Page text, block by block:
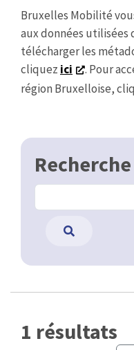
Bruxelles Mobilité
aux données utilisées
télécharger les
cliquez ici
. Pour
région Bruxelloise,
Recherche
1 résultats